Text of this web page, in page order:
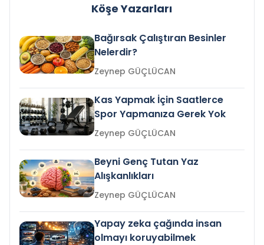
Köşe Yazarları
Bağırsak Çalıştıran Besinler
Nelerdir?
Zeynep GÜÇLÜCAN
Kas Yapmak İçin Saatlerce
Spor Yapmanıza Gerek Yok
Zeynep GÜÇLÜCAN
Beyni Genç Tutan Yaz
Alışkanlıkları
Zeynep GÜÇLÜCAN
Yapay zeka çağında insan
olmayı koruyabilmek